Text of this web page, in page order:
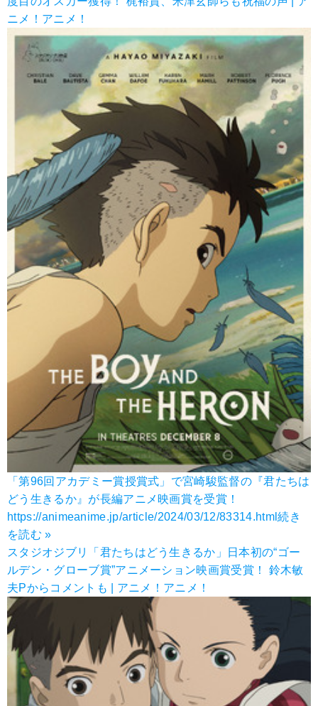
ニメ！アニメ！
「第96回アカデミー賞授賞式」で宮崎駿監督の『君たちは
どう生きるか』が長編アニメ映画賞を受賞！
https://animeanime.jp/article/2024/03/12/83314.html続き
を読む »
スタジオジブリ「君たちはどう生きるか」日本初の“ゴー
ルデン・グローブ賞”アニメーション映画賞受賞！ 鈴木敏
夫Pからコメントも | アニメ！アニメ！